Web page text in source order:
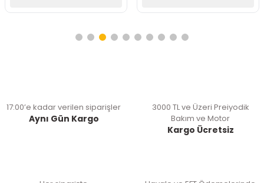
17:00’e kadar verilen siparişler
Aynı Gün Kargo
3000 TL ve Üzeri Preiyodik
Bakım ve Motor
Kargo Ücretsiz